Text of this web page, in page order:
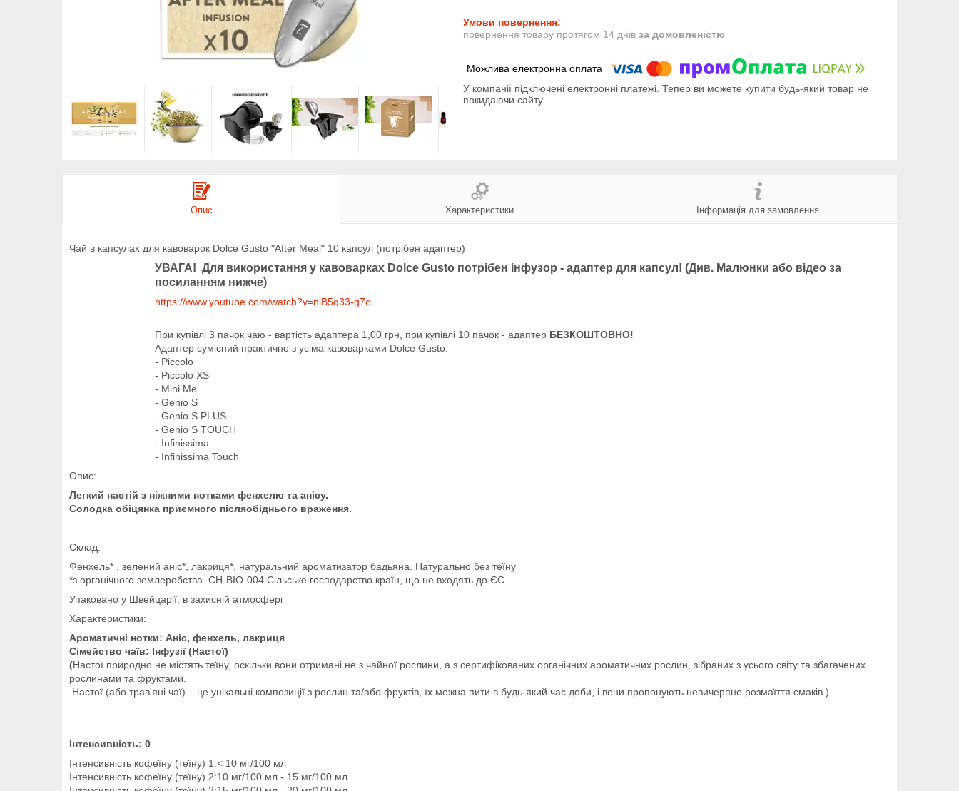
повернення товару протягом 14 днів за домовленістю
У компанії підключені електронні платежі. Тепер ви можете купити будь-який товар не
покидаючи сайту.
Опис Характеристики Інформація для замовлення
Чай в капсулах для кавоварок Dolce Gusto "After Meal" 10 капсул (потрібен адаптер)
УВАГА! Для використання у кавоварках Dolce Gusto потрібен інфузор - адаптер для капсул! (Див. Малюнки або відео за
посиланням нижче)
https://www.youtube.com/watch?v=niB5q33-g7o
При купівлі 3 пачок чаю - вартість адаптера 1,00 грн, при купівлі 10 пачок - адаптер БЕЗКОШТОВНО!
Адаптер сумісний практично з усіма кавоварками Dolce Gusto:
- Piccolo
- Piccolo XS
- Mini Me
- Genio S
- Genio S PLUS
- Genio S TOUCH
- Infinissima
- Infinissima Touch
Опис:
Легкий настій з ніжними нотками фенхелю та анісу.
Солодка обіцянка приємного післяобіднього враження.
Склад:
Фенхель* , зелений аніс*, лакриця*, натуральний ароматизатор бадьяна. Натурально без теїну
*з органічного землеробства. CH-BIO-004 Сільське господарство країн, що не входять до ЄС.
Упаковано у Швейцарії, в захисній атмосфері
Характеристики:
Ароматичні нотки: Аніс, фенхель, лакриця
Сімейство чаїв: Інфузії (Настої)
(Настої природно не містять теїну, оскільки вони отримані не з чайної рослини, а з сертифікованих органічних ароматичних рослин, зібраних з усього світу та збагачених
рослинами та фруктами.
Настої (або трав'яні чаї) – це унікальні композиції з рослин та/або фруктів, їх можна пити в будь-який час доби, і вони пропонують невичерпне розмаїття смаків.)
Інтенсивність: 0
Інтенсивність кофеїну (теїну) 1:< 10 мг/100 мл
Інтенсивність кофеїну (теїну) 2:10 мг/100 мл - 15 мг/100 мл